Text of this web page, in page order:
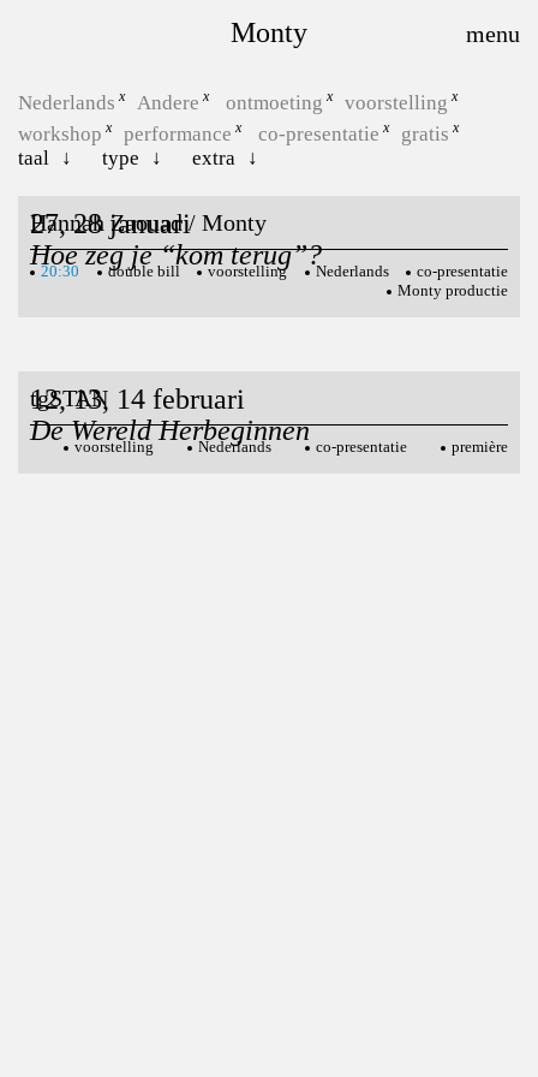
Monty
Nederlands Andere ontmoeting
voorstelling
workshop
performance co-presentatie
gratis
taal
type extra
27, 28 januari
Hoe zeg je “kom terug”?
Hannah Zaouad / Monty
20:30 double bill voorstelling Nederlands
co-presentatie
Monty productie
12, 13, 14 februari
De Wereld Herbeginnen
tgSTAN
voorstelling Nederlands co-presentatie première